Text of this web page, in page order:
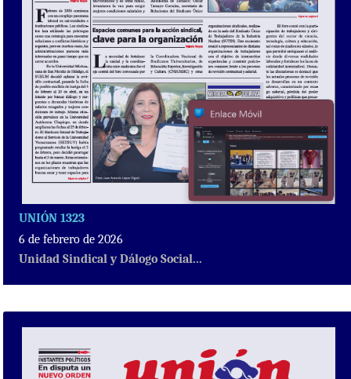
UNIÓN 1323
6 de febrero de 2026
Unidad Sindical y Dálogo Social...